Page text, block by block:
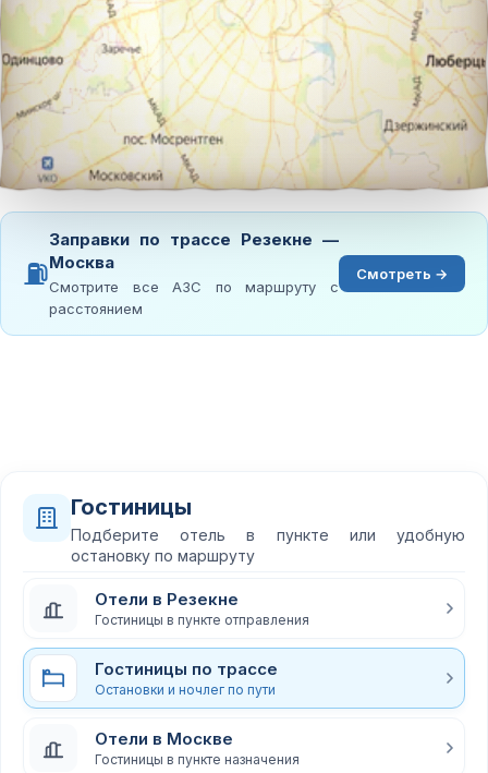
⛽
Заправки по трассе Резекне —
Москва
Смотрите все АЗС по маршруту с
расстоянием
Смотреть →
Гостиницы
Подберите отель в пункте или удобную
остановку по маршруту
Отели в Резекне
Гостиницы в пункте отправления
Гостиницы по трассе
Остановки и ночлег по пути
Отели в Москве
Гостиницы в пункте назначения